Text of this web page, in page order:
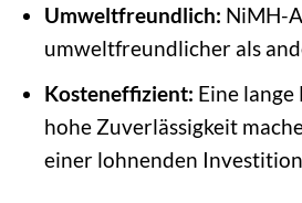
Umweltfreundlich: NiMH-
umweltfreundlicher als
Kosteneffizient: Eine lange
hohe Zuverlässigkeit
einer lohnenden